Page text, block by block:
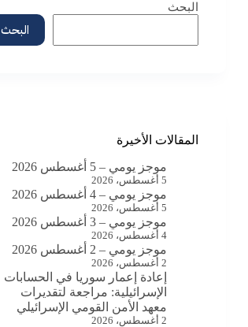
البحث
البحث
المقالات الأخيرة
موجز يومي – 5 أغسطس 2026
5 أغسطس، 2026
موجز يومي – 4 أغسطس 2026
5 أغسطس، 2026
موجز يومي – 3 أغسطس 2026
4 أغسطس، 2026
موجز يومي – 2 أغسطس 2026
2 أغسطس، 2026
إعادة إعمار سوريا في الحسابات
الإسرائيلية: مراجعة لتقديرات
معهد الأمن القومي الإسرائيلي
2 أغسطس، 2026